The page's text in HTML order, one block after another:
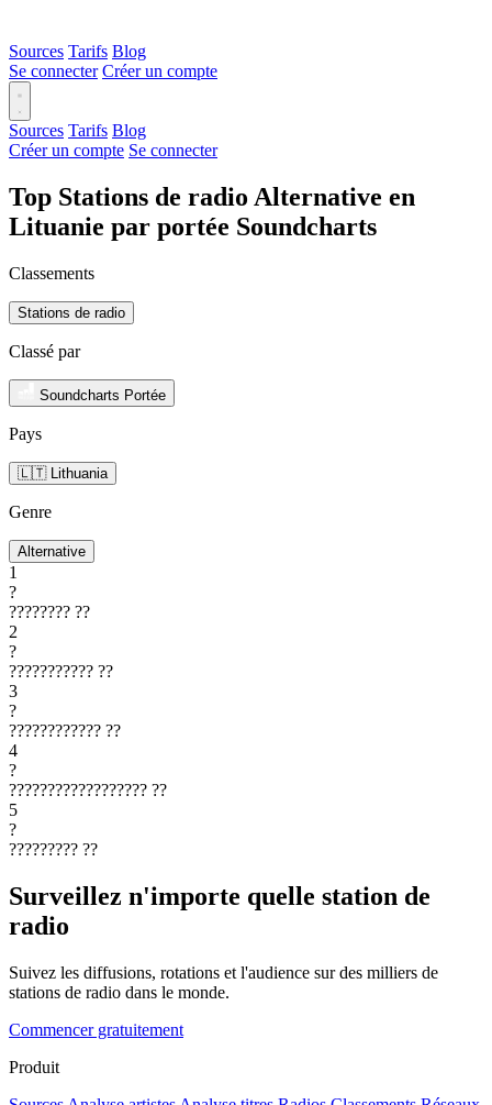
Sources Tarifs Blog
Se connecter Créer un compte
Sources Tarifs Blog
Créer un compte Se connecter
Top Stations de radio Alternative en
Lituanie par portée Soundcharts
Classements
Stations de radio
Classé par
Soundcharts Portée
Pays
🇱🇹 Lithuania
Genre
Alternative
1
?
???????? ??
2
?
??????????? ??
3
?
???????????? ??
4
?
?????????????????? ??
5
?
????????? ??
Surveillez n'importe quelle station de
radio
Suivez les diffusions, rotations et l'audience sur des milliers de
stations de radio dans le monde.
Commencer gratuitement
Produit